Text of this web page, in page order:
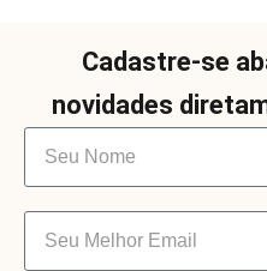
Cadastre-se
novidades